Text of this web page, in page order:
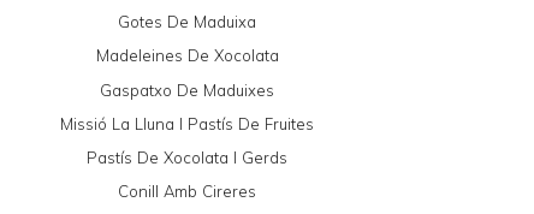
Gotes De Maduixa
Madeleines De Xocolata
Gaspatxo De Maduixes
Missió La Lluna I Pastís De Fruites
Pastís De Xocolata I Gerds
Conill Amb Cireres